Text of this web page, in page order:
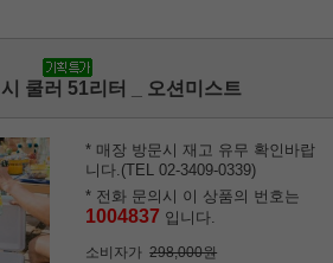
쿨러 51리터 _ 오션미스트
* 매장 방문시 재고 유무 확인바랍
니다.(TEL 02-3409-0339)
* 전화 문의시 이 상품의 번호는
1004837 입니다.
소비자가 298,000원